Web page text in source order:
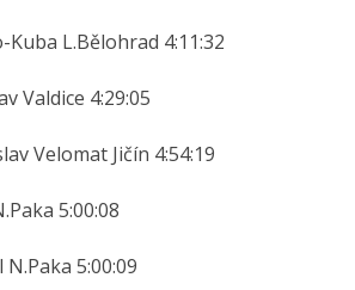
Kuba L.Bělohrad 4:11:32
Valdice 4:29:05
Velomat Jičín 4:54:19
5:00:08
5:00:09